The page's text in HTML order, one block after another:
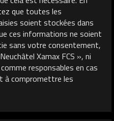
que toutes les
soient stockées dans
ces informations ne soient
sans votre consentement,
Xamax FCS », ni
responsables en cas
à compromettre les